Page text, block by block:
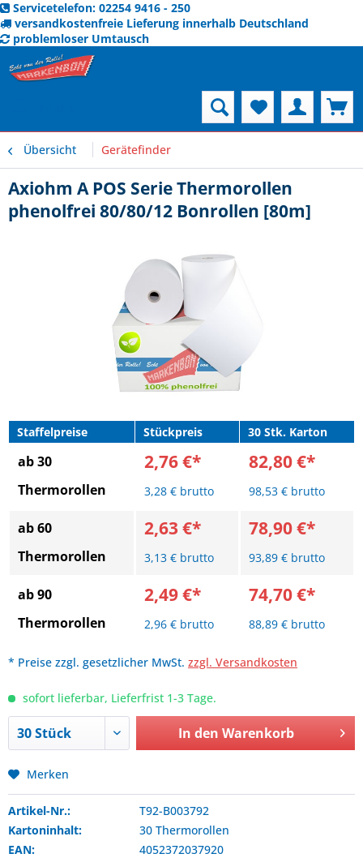
Servicetelefon: 02254 9416 - 250
versandkostenfreie Lieferung innerhalb Deutschland
problemloser Umtausch
Übersicht Gerätefinder
Axiohm A POS Serie Thermorollen
phenolfrei 80/80/12 Bonrollen [80m]
Staffelpreise Stückpreis 30 Stk. Karton
ab 30
Thermorollen
2,76 €*
3,28 € brutto
82,80 €*
98,53 € brutto
ab 60
Thermorollen
2,63 €*
3,13 € brutto
78,90 €*
93,89 € brutto
ab 90
Thermorollen
2,49 €*
2,96 € brutto
74,70 €*
88,89 € brutto
* Preise zzgl. gesetzlicher MwSt. zzgl. Versandkosten
sofort lieferbar, Lieferfrist 1-3 Tage.
In den Warenkorb
Merken
Artikel-Nr.:
T92-B003792
Kartoninhalt:
30 Thermorollen
EAN:
4052372037920